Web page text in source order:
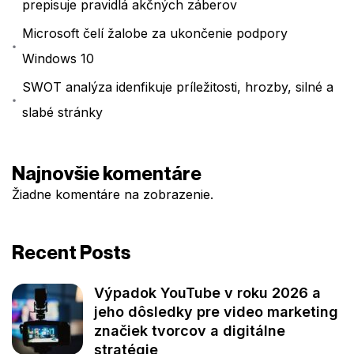
prepisuje pravidlá akčných záberov
Microsoft čelí žalobe za ukončenie podpory
Windows 10
SWOT analýza idenfikuje príležitosti, hrozby, silné a
slabé stránky
Najnovšie komentáre
Žiadne komentáre na zobrazenie.
Recent Posts
Výpadok YouTube v roku 2026 a
jeho dôsledky pre video marketing
značiek tvorcov a digitálne
stratégie